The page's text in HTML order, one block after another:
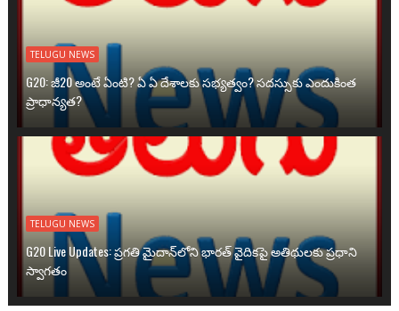
TELUGU NEWS
G20: జీ20 అంటే ఏంటి? ఏ ఏ దేశాలకు సభ్యత్వం? సదస్సుకు ఎందుకింత
ప్రాధాన్యత?
TELUGU NEWS
G20 Live Updates: ప్రగతి మైదాన్‌లోని భారత్ వైదికపై అతిథులకు ప్రధాని
స్వాగతం